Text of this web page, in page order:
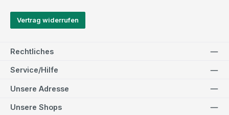
Vertrag widerrufen
Rechtliches
Service/Hilfe
Unsere Adresse
Unsere Shops